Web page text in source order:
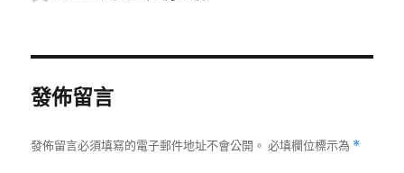
發佈留言
發佈留言必須填寫的電子郵件地址不會公開。 必填欄位標示為 *